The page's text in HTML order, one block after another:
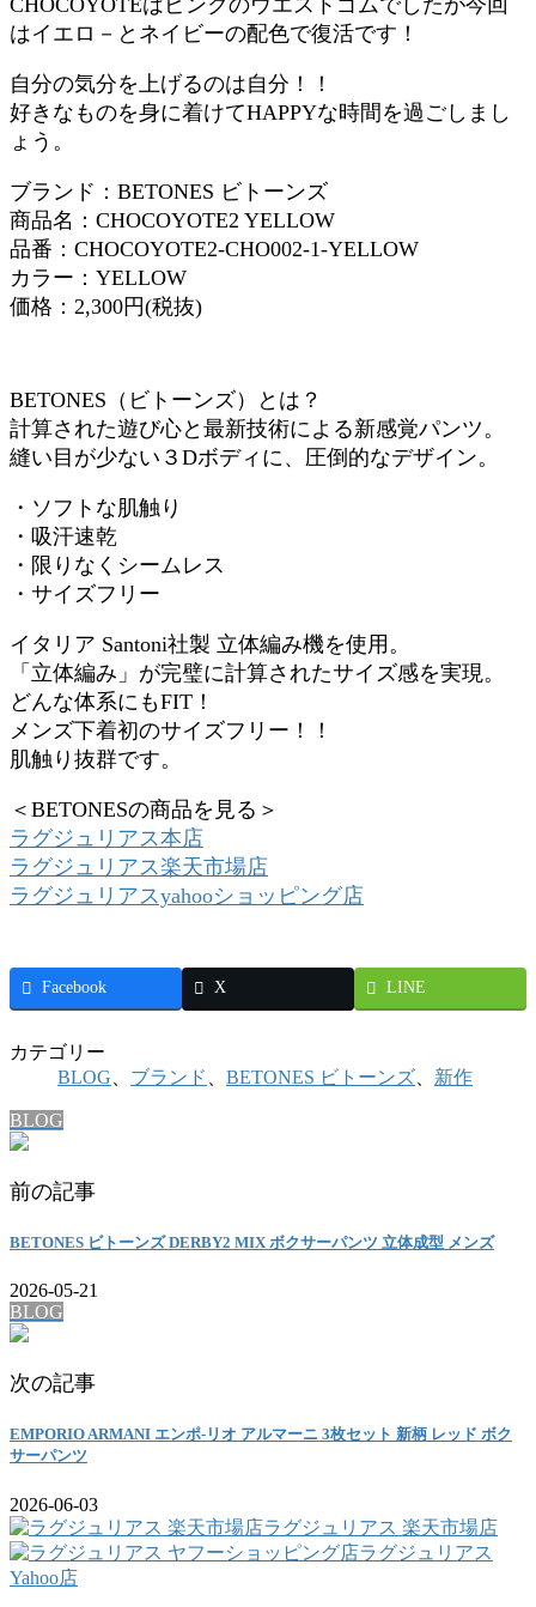
はイエロ－とネイビーの配色で復活です！
自分の気分を上げるのは自分！！
好きなものを身に着けてHAPPYな時間を過ごしまし
ょう。
ブランド：BETONES ビトーンズ
商品名：CHOCOYOTE2 YELLOW
品番：CHOCOYOTE2-CHO002-1-YELLOW
カラー：YELLOW
価格：2,300円(税抜)
BETONES（ビトーンズ）とは？
計算された遊び心と最新技術による新感覚パンツ。
縫い目が少ない３Dボディに、圧倒的なデザイン。
・ソフトな肌触り
・吸汗速乾
・限りなくシームレス
・サイズフリー
イタリア Santoni社製 立体編み機を使用。
「立体編み」が完璧に計算されたサイズ感を実現。
どんな体系にもFIT！
メンズ下着初のサイズフリー！！
肌触り抜群です。
＜BETONESの商品を見る＞
ラグジュリアス本店
ラグジュリアス楽天市場店
ラグジュリアスyahooショッピング店
Facebook X LINE
カテゴリー
BLOG
ブランド BETONES ビトーンズ 新作
BLOG
前の記事
BETONES ビトーンズ DERBY2 MIX ボクサーパンツ 立体成型 メンズ
2026-05-21
BLOG
次の記事
EMPORIO ARMANI エンポ-リオ アルマーニ 3枚セット 新柄 レッド ボク
サーパンツ
2026-06-03
ラグジュリアス 楽天市場店
ラグジュリアス
Yahoo店